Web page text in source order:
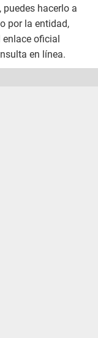
hacerlo a
por la entidad,
oficial
en línea.